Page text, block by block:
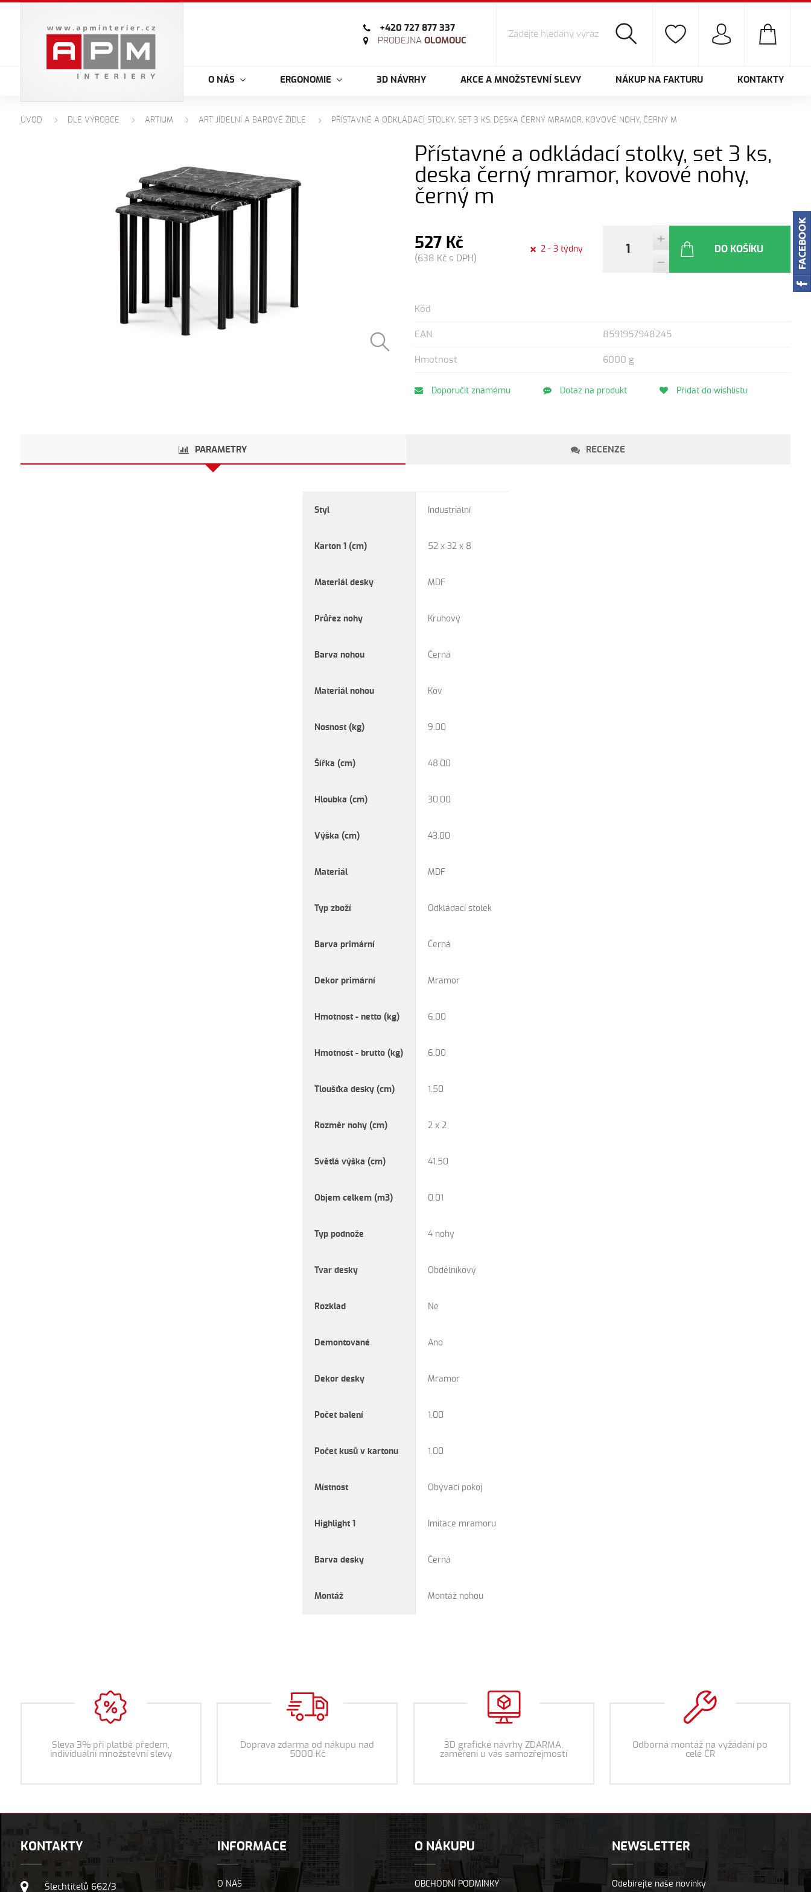
+420 727 877 337
PRODEJNA OLOMOUC
O NÁS ERGONOMIE 3D NÁVRHY AKCE A MNOŽSTEVNÍ SLEVY NÁKUP NA FAKTURU KONTAKTY
ÚVOD DLE VÝROBCE ARTIUM ART JÍDELNÍ A BAROVÉ ŽIDLE PŘÍSTAVNÉ A ODKLÁDACÍ STOLKY, SET 3 KS, DESKA ČERNÝ MRAMOR, KOVOVÉ NOHY, ČERNÝ M
Přístavné a odkládací stolky, set 3 ks,
deska černý mramor, kovové nohy,
černý m
527 Kč
(638 Kč s DPH)
2 - 3 týdny DO KOŠÍKU
Kód
EAN 8591957948245
Hmotnost 6000 g
Doporučit známému Dotaz na produkt Přidat do wishlistu
PARAMETRY RECENZE
Styl Industriální
Karton 1 (cm) 52 x 32 x 8
Materiál desky MDF
Průřez nohy Kruhový
Barva nohou Černá
Materiál nohou Kov
Nosnost (kg) 9.00
Šířka (cm) 48.00
Hloubka (cm) 30.00
Výška (cm) 43.00
Materiál MDF
Typ zboží Odkládací stolek
Barva primární Černá
Dekor primární Mramor
Hmotnost - netto (kg) 6.00
Hmotnost - brutto (kg) 6.00
Tloušťka desky (cm) 1.50
Rozměr nohy (cm) 2 x 2
Světlá výška (cm) 41.50
Objem celkem (m3) 0.01
Typ podnože 4 nohy
Tvar desky Obdélníkový
Rozklad Ne
Demontované Ano
Dekor desky Mramor
Počet balení 1.00
Počet kusů v kartonu 1.00
Místnost Obývací pokoj
Highlight 1 Imitace mramoru
Barva desky Černá
Montáž Montáž nohou
Sleva 3% při platbě předem,
individuální množstevní slevy
Doprava zdarma od nákupu nad
5000 Kč
3D grafické návrhy ZDARMA,
zaměření u vás samozřejmostí
Odborná montáž na vyžádání po
celé ČR
KONTAKTY
Šlechtitelů 662/3
INFORMACE
O NÁS
O NÁKUPU
OBCHODNÍ PODMÍNKY
NEWSLETTER
Odebírejte naše novinky